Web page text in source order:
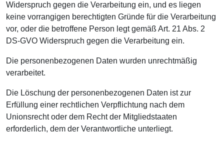
Widerspruch gegen die Verarbeitung ein, und es liegen
keine vorrangigen berechtigten Gründe für die Verarbeitung
vor, oder die betroffene Person legt gemäß Art. 21 Abs. 2
DS-GVO Widerspruch gegen die Verarbeitung ein.
Die personenbezogenen Daten wurden unrechtmäßig
verarbeitet.
Die Löschung der personenbezogenen Daten ist zur
Erfüllung einer rechtlichen Verpflichtung nach dem
Unionsrecht oder dem Recht der Mitgliedstaaten
erforderlich, dem der Verantwortliche unterliegt.